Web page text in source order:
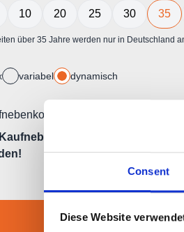
Consent
Diese Website